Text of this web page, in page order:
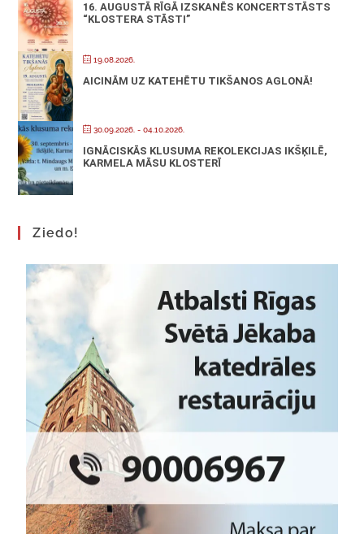
16. AUGUSTĀ RĪGĀ IZSKANĒS KONCERTSTĀSTS
“KLOSTERA STĀSTI”
19.08.2026.
AICINĀM UZ KATEHĒTU TIKŠANOS AGLONĀ!
30.09.2026. - 04.10.2026.
IGNĀCISKĀS KLUSUMA REKOLEKCIJAS IKŠĶILĒ,
KARMELA MĀSU KLOSTERĪ
Ziedo!